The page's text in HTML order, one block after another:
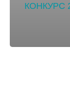
КОНКУРС